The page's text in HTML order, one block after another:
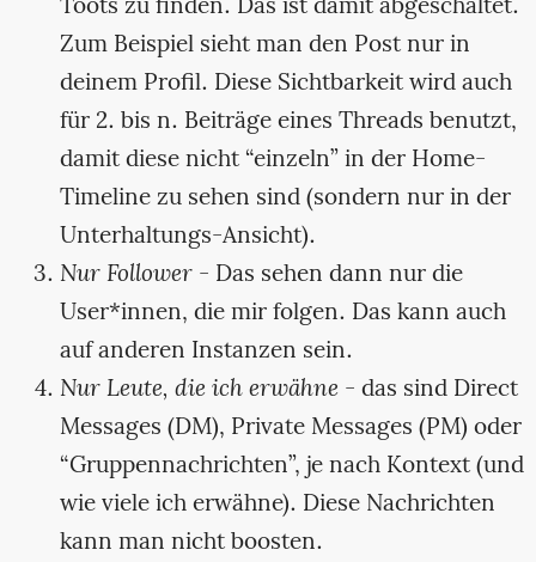
Zum Beispiel sieht man den Post nur in
deinem Profil. Diese Sichtbarkeit wird auch
für 2. bis n. Beiträge eines Threads benutzt,
damit diese nicht “einzeln” in der Home-
Timeline zu sehen sind (sondern nur in der
Unterhaltungs-Ansicht).
Nur Follower- Das sehen dann nur die
User*innen, die mir folgen. Das kann auch
auf anderen Instanzen sein.
Nur Leute, die ich erwähne- das sind Direct
Messages (DM), Private Messages (PM) oder
“Gruppennachrichten”, je nach Kontext (und
wie viele ich erwähne). Diese Nachrichten
kann man nicht boosten.